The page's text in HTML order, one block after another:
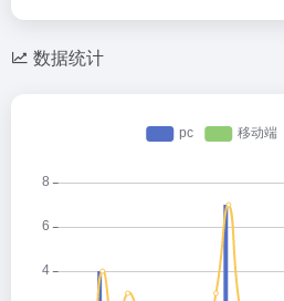
数据统计